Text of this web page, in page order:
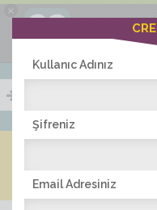
×
Ciddiask
+1 Hafta Gold
Bedava -
Kullanıc Adınız
Şifreniz
Email Adresiniz